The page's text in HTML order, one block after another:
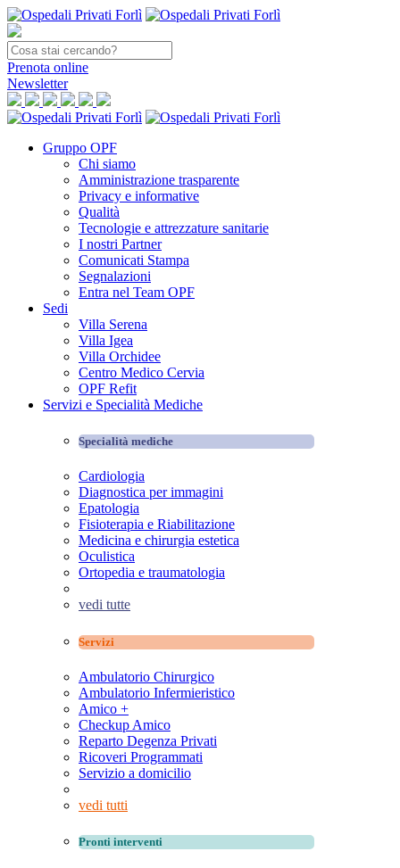
Prenota online
Newsletter
Gruppo OPF
Chi siamo
Amministrazione trasparente
Privacy e informative
Qualità
Tecnologie e attrezzature sanitarie
I nostri Partner
Comunicati Stampa
Segnalazioni
Entra nel Team OPF
Sedi
Villa Serena
Villa Igea
Villa Orchidee
Centro Medico Cervia
OPF Refit
Servizi e Specialità Mediche
Specialità mediche
Cardiologia
Diagnostica per immagini
Epatologia
Fisioterapia e Riabilitazione
Medicina e chirurgia estetica
Oculistica
Ortopedia e traumatologia
vedi tutte
Servizi
Ambulatorio Chirurgico
Ambulatorio Infermieristico
Amico +
Checkup Amico
Reparto Degenza Privati
Ricoveri Programmati
Servizio a domicilio
vedi tutti
Pronti interventi